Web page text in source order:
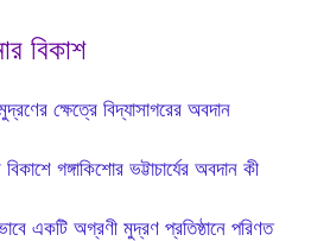
বিকাশ
ক্ষেত্রে বিদ্যাসাগরের অবদান
গঙ্গাকিশোর ভট্টাচার্যের অবদান কী
একটি অগ্রণী মুদ্রণ প্রতিষ্ঠানে পরিণত